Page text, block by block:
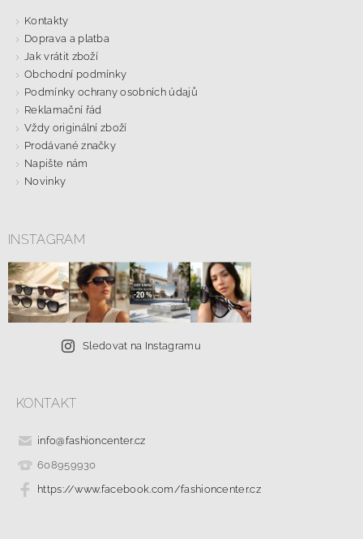
Kontakty
Doprava a platba
Jak vrátit zboží
Obchodní podmínky
Podmínky ochrany osobních údajů
Reklamační řád
Vždy originální zboží
Prodávané značky
Napište nám
Novinky
INSTAGRAM
Sledovat na Instagramu
KONTAKT
info@fashioncenter.cz
608959930
https://www.facebook.com/fashioncenter.cz